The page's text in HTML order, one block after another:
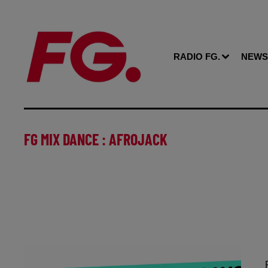
RADIO FG. NEWS
FG MIX DANCE : AFROJACK